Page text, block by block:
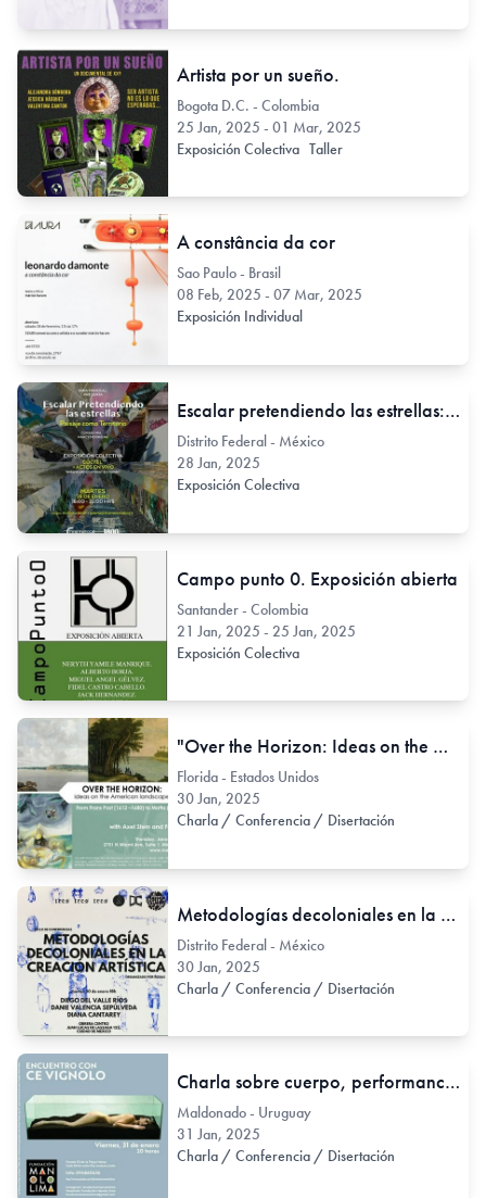
Artista por un sueño.
Bogota D.C. - Colombia
25 Jan, 2025 - 01 Mar, 2025
Exposición Colectiva Taller
A constância da cor
Sao Paulo - Brasil
08 Feb, 2025 - 07 Mar, 2025
Exposición Individual
Escalar pretendiendo las estrellas: Paisaje como territorio
Distrito Federal - México
28 Jan, 2025
Exposición Colectiva
Campo punto 0. Exposición abierta
Santander - Colombia
21 Jan, 2025 - 25 Jan, 2025
Exposición Colectiva
"Over the Horizon: Ideas on the American Landscape. From Frans Post (1612-1680) to Matta (1911-2002)"
Florida - Estados Unidos
30 Jan, 2025
Charla / Conferencia / Disertación
Metodologías decoloniales en la creación artística
Distrito Federal - México
30 Jan, 2025
Charla / Conferencia / Disertación
Charla sobre cuerpo, performance y trabajo artístico de Cecilia Vignolo
Maldonado - Uruguay
31 Jan, 2025
Charla / Conferencia / Disertación